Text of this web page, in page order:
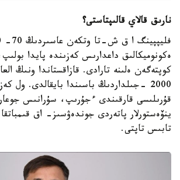
نارىق قالاي قالىپتاستى؟
ەكونوميكالىق داعدارىس كەزىندە پايدا
كوپتەگەن ەلىنە تارادى. قازاقستاندا ونىڭ
2000 -جىلداردىڭ باسىندا بايقالدى. ول
قۇرىلىسى قارقىندى ءجۇرىپ، سۇرانىس
ينۆەستورلار پاتەردى جوندەۋسىز- اق
تابىس تاپتى.